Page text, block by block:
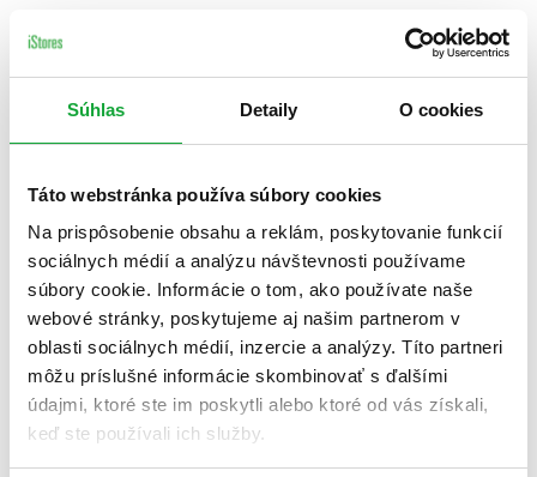
Súhlas Detaily O cookies
Táto webstránka používa súbory cookies
Na prispôsobenie obsahu a reklám, poskytovanie funkcií
sociálnych médií a analýzu návštevnosti používame
súbory cookie. Informácie o tom, ako používate naše
webové stránky, poskytujeme aj našim partnerom v
oblasti sociálnych médií, inzercie a analýzy. Títo partneri
môžu príslušné informácie skombinovať s ďalšími
údajmi, ktoré ste im poskytli alebo ktoré od vás získali,
keď ste používali ich služby.